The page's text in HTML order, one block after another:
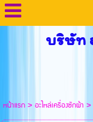
บริษัท
หน้าแรก>อะไหล่เครื่องซักผ้า >